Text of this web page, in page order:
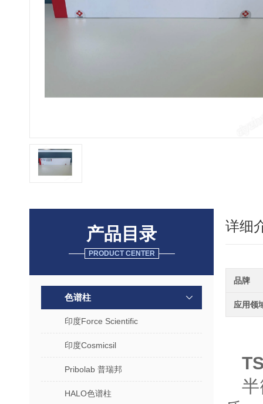
产品目录
PRODUCT CENTER
色谱柱
印度Force Scientific
印度Cosmicsil
Pribolab 普瑞邦
HALO色谱柱
详细
品牌
应用领